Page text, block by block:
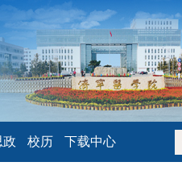
政 校历 下载中心